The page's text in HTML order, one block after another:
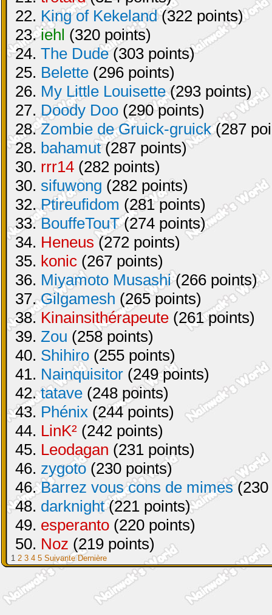
22. King of Kekeland(322 points)
23.iehl (320 points)
24. The Dude(303 points)
25. Belette (296 points)
26. My Little Louisette(293 points)
27. Doody Doo (290 points)
28.Zombie de Gruick-gruick(287
28. bahamut(287 points)
30. rrr14 (282 points)
30. sifuwong (282 points)
32.Ptireufidom (281 points)
33.BouffeTouT(274 points)
34. Heneus(272 points)
35. konic (267 points)
36. Miyamoto Musashi(266 points)
37.Gilgamesh (265 points)
38. Kinainsithérapeute (261 points)
39. Zou (258 points)
40. Shihiro (255 points)
41. Nainquisitor (249 points)
42.tatave (248 points)
43. Phénix (244 points)
44. LinK² (242 points)
45. Leodagan (231 points)
46. zygoto (230 points)
46.Barrez vous cons de mimes(230
48. darknight(221 points)
49. esperanto (220 points)
50. Noz (219 points)
1 2 3 4 5 Suivante Dernière